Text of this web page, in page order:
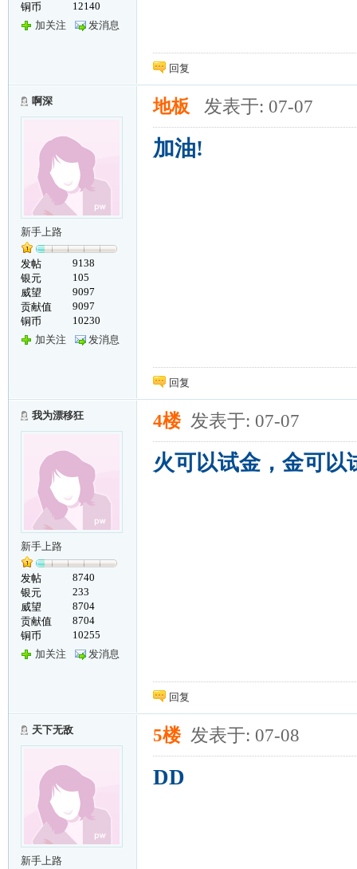
铜币
12140
加关注
发消息
回复
啊深
新手上路
发帖
9138
银元
105
威望
9097
贡献值
9097
铜币
10230
加关注
发消息
地板 发表于: 07-07
加油!
回复
我为漂移狂
新手上路
发帖
8740
银元
233
威望
8704
贡献值
8704
铜币
10255
加关注
发消息
4楼 发表于: 07-07
火可以试金，金可以
回复
天下无敌
新手上路
5楼 发表于: 07-08
DD